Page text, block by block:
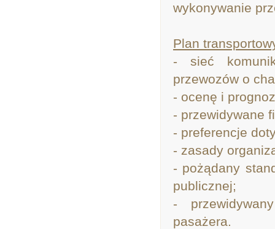
wykonywanie
Plan
- sieć
przewozów o
- ocenę i
- przewidywane
- preferencje
- zasady
- pożądany
publicznej;
-
pasażera.